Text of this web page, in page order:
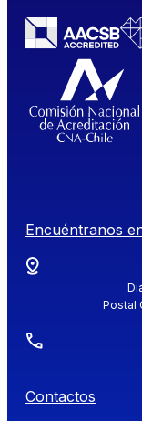
Encuéntranos
Postal
Contactos